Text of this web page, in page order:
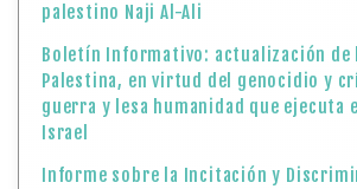
palestino Naji Al-Ali
Boletín Informativo: actualización de
Palestina, en virtud del genocidio y
guerra y lesa humanidad que ejecuta
Israel
Informe sobre la Incitación y